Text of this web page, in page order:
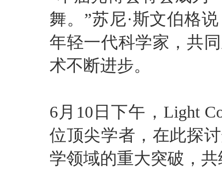
舞。”苏尼·斯文伯格
年轻一代科学家，共
术不断进步。
6月10日下午，Light
位顶尖学者，在此探
学领域的重大突破，